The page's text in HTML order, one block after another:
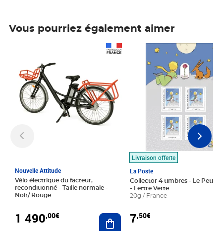
Vous pourriez également aimer
Nouvelle Attitude
Vélo électrique du facteur,
reconditionné - Taille normale -
Noir/ Rouge
1 490,00€ Ajouter au panier
Livraison offerte
La Poste
Collector 4 timbres - Le Petit
- Lettre Verte
20g / France
7,50€
Prix 7,50€